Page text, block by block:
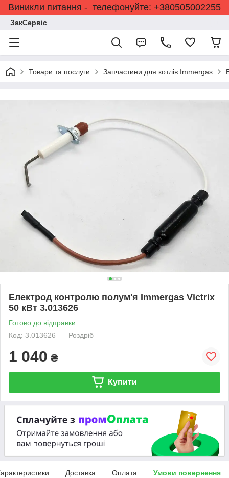
Виникли питання - телефонуйте: +380505002255
ЗакСервіс
Товари та послуги Запчастини для котлів Immergas
Електрод контролю полум'я Immergas Victrix
50 кВт 3.013626
Готово до відправки
Код: 3.013626
Роздріб
1 040 ₴
Купити
Доставка Оплата Умови повернення